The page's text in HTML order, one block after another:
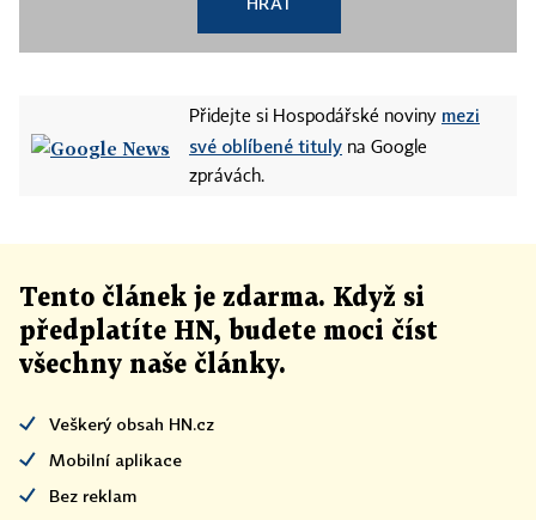
Přidejte si Hospodářské noviny mezi
své oblíbené tituly na Google
zprávách.
Tento článek je zdarma. Když si
předplatíte HN, budete moci číst
všechny naše články.
Veškerý obsah HN.cz
Mobilní aplikace
Bez reklam